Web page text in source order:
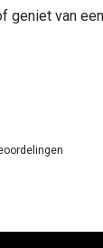
geniet van